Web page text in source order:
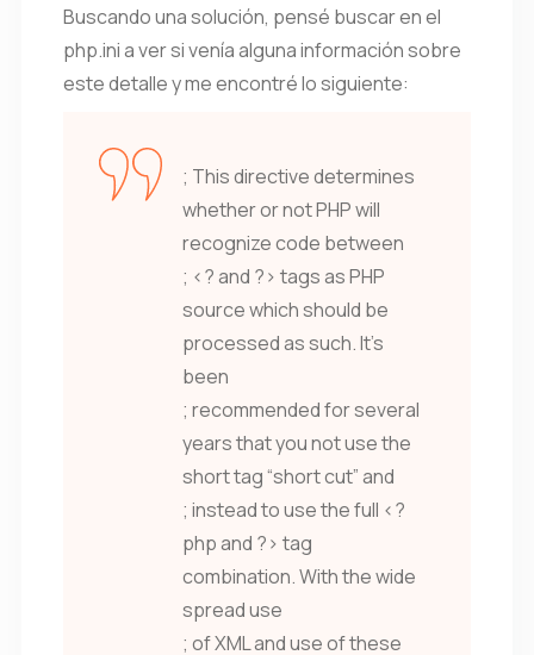
Buscando una solución, pensé buscar en el
php.ini a ver si venía alguna información sobre
este detalle y me encontré lo siguiente:
; This directive determines
whether or not PHP will
recognize code between
; <? and ?> tags as PHP
source which should be
processed as such. It’s
been
; recommended for several
years that you not use the
short tag “short cut” and
; instead to use the full <?
php and ?> tag
combination. With the wide
spread use
; of XML and use of these